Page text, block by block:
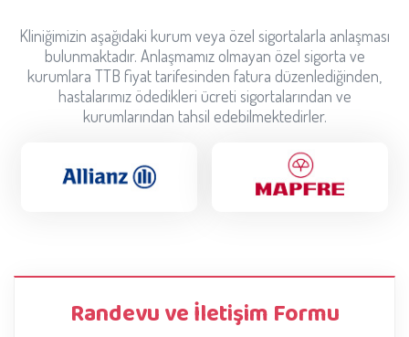
Kliniğimizin aşağıdaki kurum veya özel sigortalarla anlaşması
bulunmaktadır. Anlaşmamız olmayan özel sigorta ve
kurumlara TTB fiyat tarifesinden fatura düzenlediğinden,
hastalarımız ödedikleri ücreti sigortalarından ve
kurumlarından tahsil edebilmektedirler.
Randevu ve İletişim Formu